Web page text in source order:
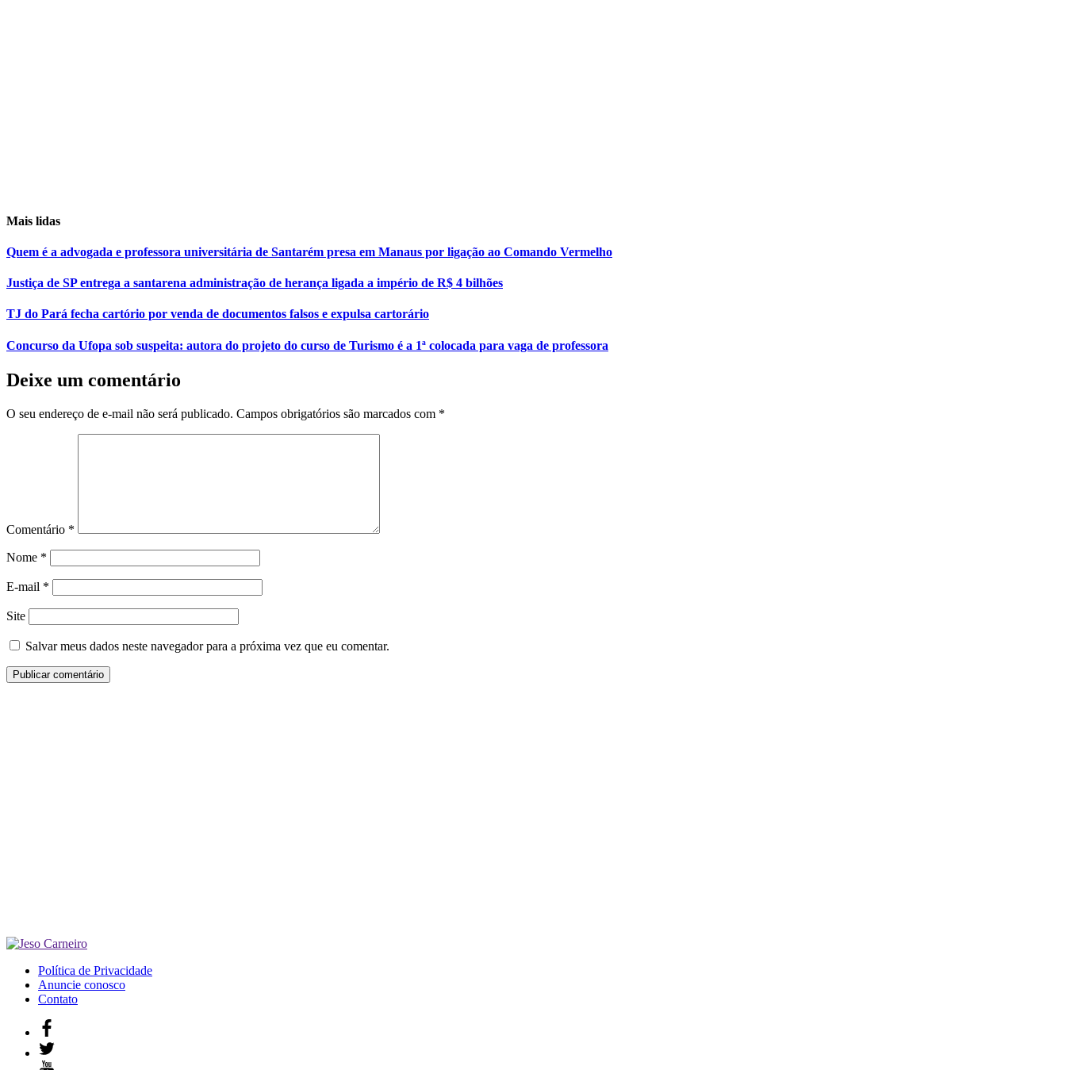
Mais lidas
Quem é a advogada e professora universitária de Santarém presa em Manaus por ligação ao Comando Vermelho
Justiça de SP entrega a santarena administração de herança ligada a império de R$ 4 bilhões
TJ do Pará fecha cartório por venda de documentos falsos e expulsa cartorário
Concurso da Ufopa sob suspeita: autora do projeto do curso de Turismo é a 1ª colocada para vaga de professora
Deixe um comentário
O seu endereço de e-mail não será publicado. Campos obrigatórios são marcados com *
Comentário *
Nome *
E-mail *
Site
Salvar meus dados neste navegador para a próxima vez que eu comentar.
Política de Privacidade
Anuncie conosco
Contato